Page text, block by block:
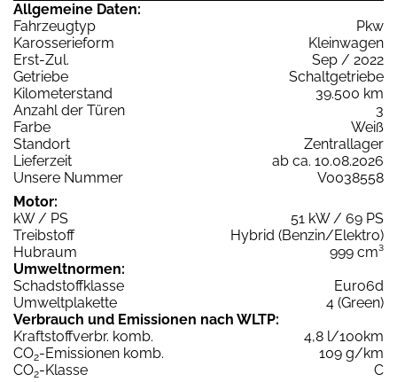
Allgemeine Daten:
Fahrzeugtyp
Pkw
Karosserieform
Kleinwagen
Erst-Zul.
Sep / 2022
Getriebe
Schaltgetriebe
Kilometerstand
39.500 km
Anzahl der Türen
3
Farbe
Weiß
Standort
Zentrallager
Lieferzeit
ab ca. 10.08.2026
Unsere Nummer
V0038558
Motor:
kW / PS
51 kW / 69 PS
Treibstoff
Hybrid (Benzin/Elektro)
Hubraum
999 cm³
Umweltnormen:
Schadstoffklasse
Euro6d
Umweltplakette
4 (Green)
Verbrauch und Emissionen nach WLTP:
Kraftstoffverbr. komb.
4,8 l/100km
CO2-Emissionen komb.
109 g/km
CO2-Klasse
C